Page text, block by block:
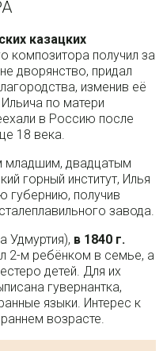
казацких
композитора получил за
дворянство, придал
изменив её
по матери
в Россию после
18 века.
младшим, двадцатым
горный институт, Илья
губернию, получив
завода.
Удмуртия), в 1840 г.
2-м ребёнком в семье, а
детей. Для их
гувернантка,
языки. Интерес к
возрасте.